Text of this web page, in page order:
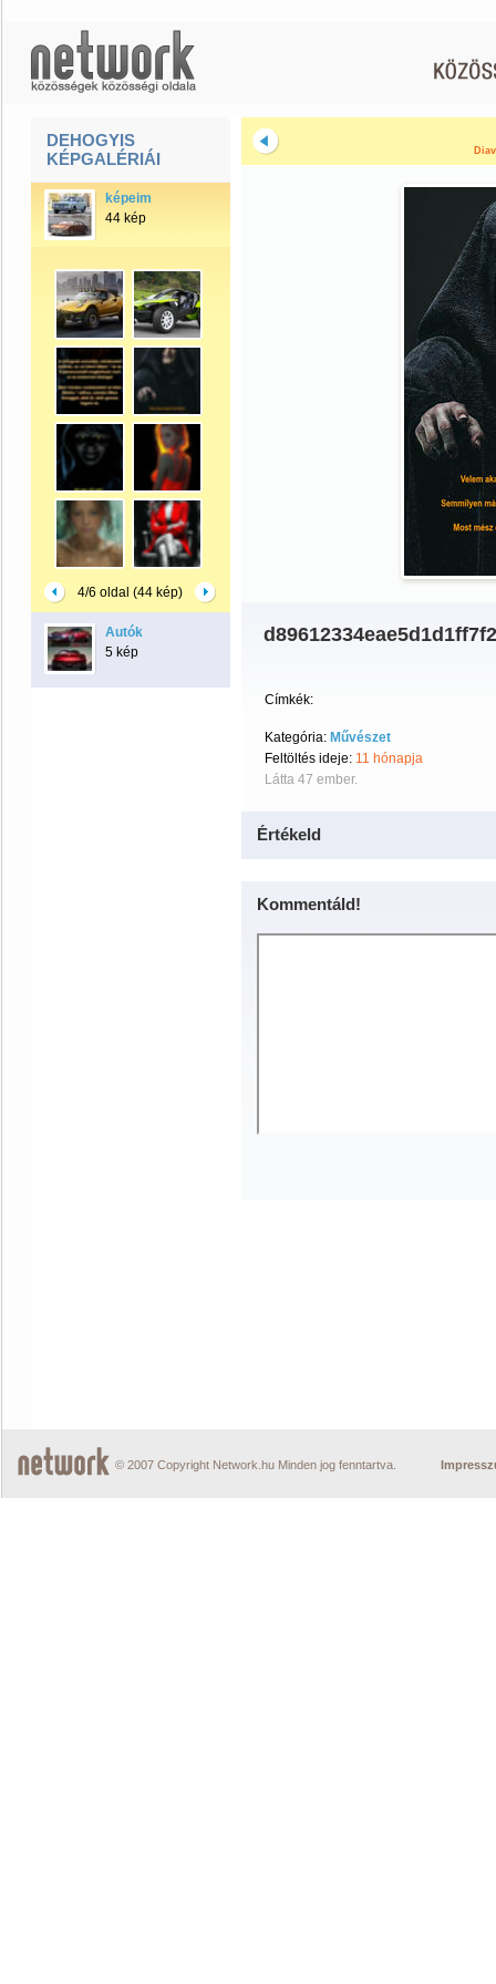
DEHOGYIS
KÉPGALÉRIÁI
képeim
44 kép
4/6 oldal (44 kép)
Autók
5 kép
Címkék:
Kategória: Művészet
Feltöltés ideje: 11 hónapja
Látta 47 ember.
Értékeld
Kommentáld!
© 2007 Copyright Network.hu Minden jog fenntartva.